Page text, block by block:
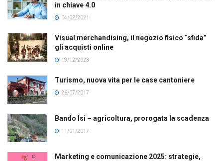
in chiave 4.0
04/02/2021
Visual merchandising, il negozio fisico “sfida”
gli acquisti online
19/12/2023
Turismo, nuova vita per le case cantoniere
26/07/2017
Bando Isi – agricoltura, prorogata la scadenza
11/01/2017
Marketing e comunicazione 2025: strategie,